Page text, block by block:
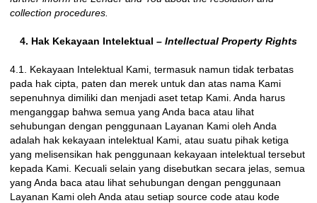
collection procedures.
4. Hak Kekayaan Intelektual – Intellectual Property Rights
4.1. Kekayaan Intelektual Kami, termasuk namun tidak terbatas
pada hak cipta, paten dan merek untuk dan atas nama Kami
sepenuhnya dimiliki dan menjadi aset tetap Kami. Anda harus
menganggap bahwa semua yang Anda baca atau lihat
sehubungan dengan penggunaan Layanan Kami oleh Anda
adalah hak kekayaan intelektual Kami, atau suatu pihak ketiga
yang melisensikan hak penggunaan kekayaan intelektual tersebut
kepada Kami. Kecuali selain yang disebutkan secara jelas, semua
yang Anda baca atau lihat sehubungan dengan penggunaan
Layanan Kami oleh Anda atau setiap source code atau kode